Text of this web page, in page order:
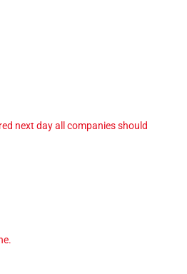
next day all companies should